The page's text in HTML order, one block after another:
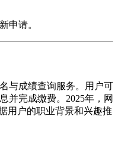
申请。
与成绩查询服务。用户可
并完成缴费。2025年，网
用户的职业背景和兴趣推